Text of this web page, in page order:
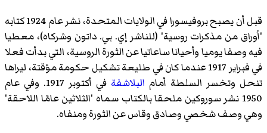
قبل أن يصبح بروفيسورا في الولايات المتحدة، نشر عام 1924 كتابه
'أوراق من مذكرات روسية' (للناشر إي. بي. داتون وشركاه)، معطيا
فيه وصفا يوميا وأحيانا ساعاتيا عن الثورة الروسية، التي بدأت فعلا
في فبراير 1917 عندما كان في طليعة تشكيل حكومة مؤقتة، ليراها
تنحل وتخسر السلطة أمام البلاشفة
في أكتوبر 1917. وفي عام
1950 نشر سوروكين ملحقا بالكتاب سماه 'الثلاثين عامًا اللاحقة'
وهي وصف شخصي وصادق وقاس عن الثورة ومنفاه.